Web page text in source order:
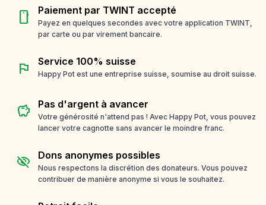
smartphone Paiement par TWINT accepté
Payez en quelques secondes avec votre application TWINT,
par carte ou par virement bancaire.
flag Service 100% suisse
Happy Pot est une entreprise suisse, soumise au droit suisse.
savings Pas d'argent à avancer
Votre générosité n'attend pas ! Avec Happy Pot, vous pouvez
lancer votre cagnotte sans avancer le moindre franc.
visibility_off Dons anonymes possibles
Nous respectons la discrétion des donateurs. Vous pouvez
contribuer de manière anonyme si vous le souhaitez.